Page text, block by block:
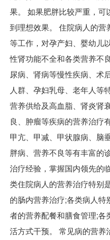
果。 如果肥胖比较严重，
到理想效果。 住院病人的
等工作，对孕产妇、婴幼儿
性肾功能不全和各类营养不
尿病、肾病等慢性疾病、术
人群、孕妇乳母、老年人等
营养供给及高血脂、肾炎肾
良、肿瘤等疾病的营养治疗
甲亢、甲减、甲状腺病、脑
胖病、营养不良等有丰富的
治疗经验，掌握国内领先的
类住院病人的营养治疗特别
的肠内营养治疗;各类病人
者的营养配餐和膳食管理;
活方式干预。 常见病的营